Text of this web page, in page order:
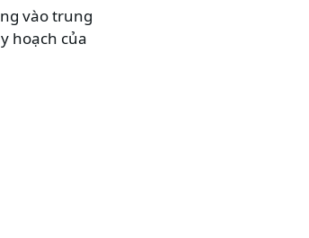
vào trung
hoạch của